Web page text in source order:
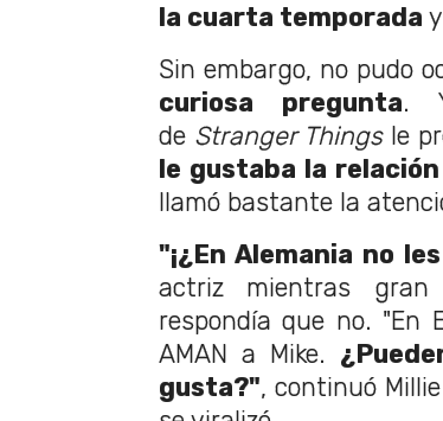
la cuarta temporada
Sin embargo, no pudo
curiosa pregunta.
de Stranger Things le
le gustaba la
llamó bastante la
"¡¿En Alemania no
actriz mientras
respondía que no. "En
AMAN a Mike.
gusta?", continuó